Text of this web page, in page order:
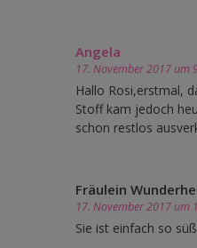
Angela
17. November 2017 um
Hallo Rosi,erstmal,
Stoff kam jedoch
schon restlos
Fräulein
17. November 2017 um
Sie ist einfach so